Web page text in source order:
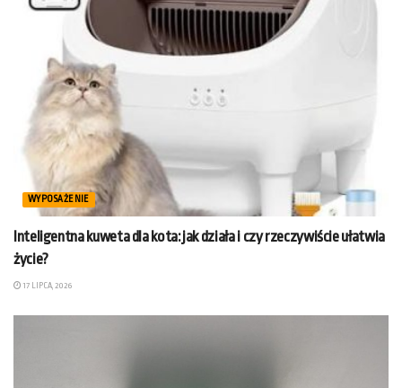
WYPOSAŻENIE
Inteligentna kuweta dla kota: jak działa i czy rzeczywiście ułatwia
życie?
17 LIPCA, 2026